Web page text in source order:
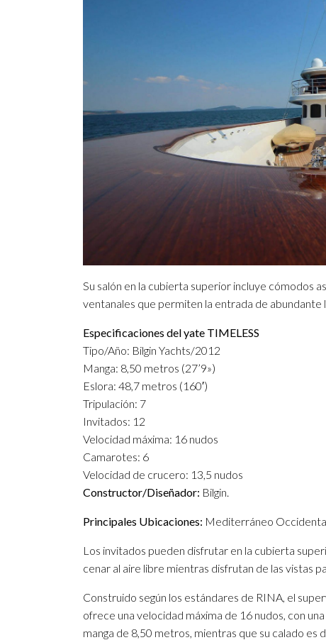
Su salón en la cubierta superior incluye cómodos
ventanales que permiten la entrada de abundante
Especificaciones del yate TIMELESS
Tipo/Año: Bilgin Yachts/2012
Manga: 8,50 metros (27’9»)
Eslora: 48,7 metros (160′)
Tripulación: 7
Invitados: 12
Velocidad máxima: 16 nudos
Camarotes: 6
Velocidad de crucero: 13,5 nudos
Constructor/Diseñador: Bilgin.
Principales Ubicaciones: Mediterráneo
Los invitados pueden disfrutar en la cubierta
cenar al aire libre mientras disfrutan de las vistas
Construido según los estándares de RINA, el
ofrece una velocidad máxima de 16 nudos, con
manga de 8,50 metros, mientras que su calado es